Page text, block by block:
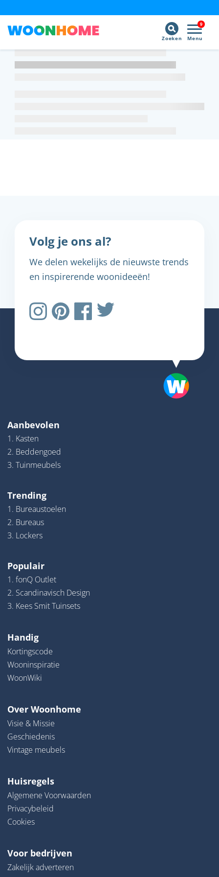
9
Menu
Zoeken
Volg je ons al?
We delen wekelijks de nieuwste trends
en inspirerende woonideeën!
Aanbevolen
1. Kasten
2. Beddengoed
3. Tuinmeubels
Trending
1. Bureaustoelen
2. Bureaus
3. Lockers
Populair
1. fonQ Outlet
2. Scandinavisch Design
3. Kees Smit Tuinsets
Handig
Kortingscode
Wooninspiratie
WoonWiki
Over Woonhome
Visie & Missie
Geschiedenis
Vintage meubels
Huisregels
Algemene Voorwaarden
Privacybeleid
Cookies
Voor bedrijven
Zakelijk adverteren